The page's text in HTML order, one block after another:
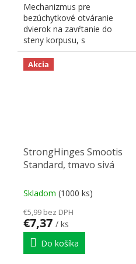
Mechanizmus pre
bezúchytkové otváranie
dvierok na zavŕtanie do
steny korpusu, s
magnetom.
Akcia
StrongHinges Smootis
Standard, tmavo sivá
Skladom (1000 ks)
€5,99 bez DPH
€7,37 / ks
Do košíka